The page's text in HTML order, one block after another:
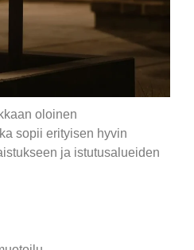
oloinen
sopii erityisen hyvin
ja istutusalueiden